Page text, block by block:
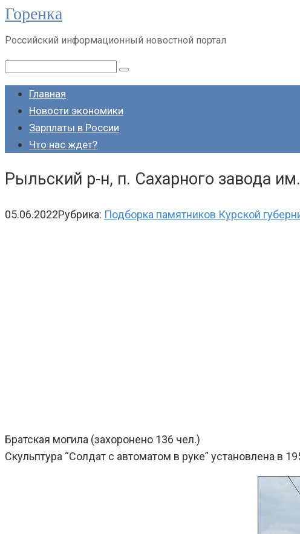
Перейти
контенту
Горенка
Российский информационный новостной портал
Поиск:
Главная
Новости экономики
Зарплаты в России
Что нас ждет?
Рыльский р-н, п. Сахарного завода
05.06.2022Рубрика: Подборка памятников Курской
Братская могила (захоронено 136 чел.)
Скульптура “Солдат с автоматом в руке” установлена в